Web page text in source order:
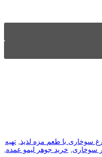
سوخاری با طعم مزه لذیذ, تهیه
سوخاری, خرید جوهر لیمو عمده,